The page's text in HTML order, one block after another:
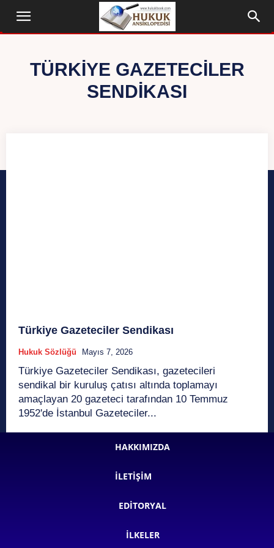
TÜRKIYE GAZETECILER
SENDIKASI
Türkiye Gazeteciler Sendikası
Hukuk Sözlüğü Mayıs 7, 2026
Türkiye Gazeteciler Sendikası, gazetecileri
sendikal bir kuruluş çatısı altında toplamayı
amaçlayan 20 gazeteci tarafından 10 Temmuz
1952'de İstanbul Gazeteciler...
HAKKIMIZDA
İLETIŞIM
EDITORYAL
İLKELER